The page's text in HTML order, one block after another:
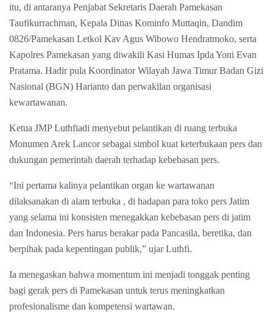
itu, di antaranya Penjabat Sekretaris Daerah Pamekasan
Taufikurrachman, Kepala Dinas Kominfo Muttaqin, Dandim
0826/Pamekasan Letkol Kav Agus Wibowo Hendratmoko, serta
Kapolres Pamekasan yang diwakili Kasi Humas Ipda Yoni Evan
Pratama. Hadir pula Koordinator Wilayah Jawa Timur Badan Gizi
Nasional (BGN) Harianto dan perwakilan organisasi
kewartawanan.
Ketua JMP Luthfiadi menyebut pelantikan di ruang terbuka
Monumen Arek Lancor sebagai simbol kuat keterbukaan pers dan
dukungan pemerintah daerah terhadap kebebasan pers.
“Ini pertama kalinya pelantikan organ ke wartawanan
dilaksanakan di alam terbuka , di hadapan para toko pers Jatim
yang selama ini konsisten menegakkan kebebasan pers di jatim
dan Indonesia. Pers harus berakar pada Pancasila, beretika, dan
berpihak pada kepentingan publik,” ujar Luthfi.
Ia menegaskan bahwa momentum ini menjadi tonggak penting
bagi gerak pers di Pamekasan untuk terus meningkatkan
profesionalisme dan kompetensi wartawan.